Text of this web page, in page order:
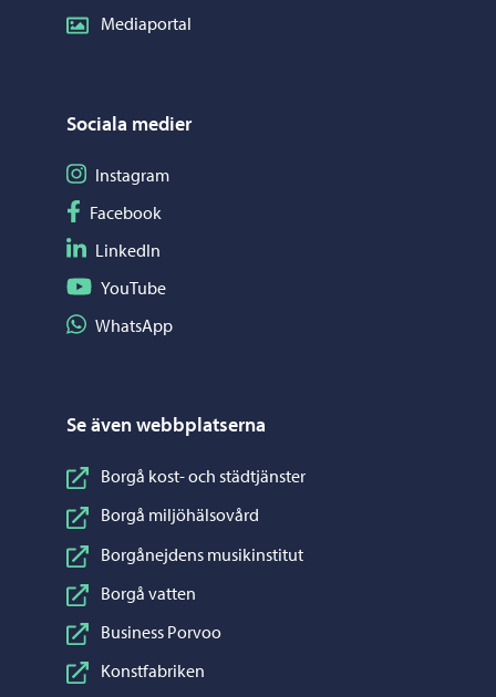
Mediaportal
Sociala medier
Följ på Instagram
Instagram
Följ på Facebook
Facebook
Följ på LinkedIn
LinkedIn
Följ på YouTube
YouTube
Dela på WhatsApp
WhatsApp
Se även webbplatserna
Borgå kost- och städtjänster
Borgå miljöhälsovård
Borgånejdens musikinstitut
Borgå vatten
Business Porvoo
Konstfabriken